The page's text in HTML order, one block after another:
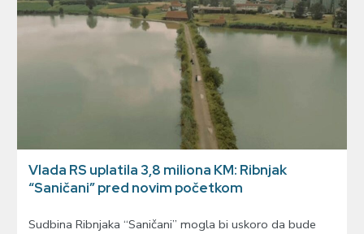
Vlada RS uplatila 3,8 miliona KM: Ribnjak
“Saničani” pred novim početkom
Sudbina Ribnjaka “Saničani” mogla bi uskoro da bude